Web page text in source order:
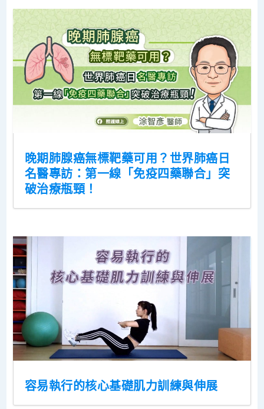
晚期肺腺癌無標靶藥可用？世界肺癌日
名醫專訪：第一線「免疫四藥聯合」突
破治療瓶頸！
容易執行的核心基礎肌力訓練與伸展